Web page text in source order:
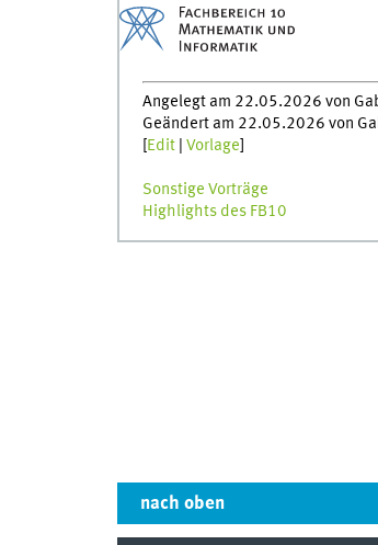
Angelegt am 22.05.2026 von
Geändert am 22.05.2026 von
Edit| Vorlage
Sonstige Vorträge
Highlights des FB10
nach oben